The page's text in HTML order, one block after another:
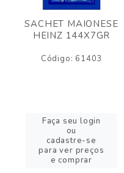
SACHET MAIONESE
HEINZ 144X7GR
Código: 61403
Faça seu login
ou
cadastre-se
para ver preços
e comprar